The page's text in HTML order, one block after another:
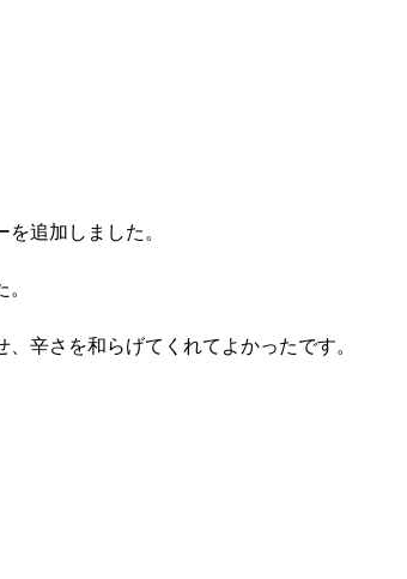
追加しました。
辛さを和らげてくれてよかったです。